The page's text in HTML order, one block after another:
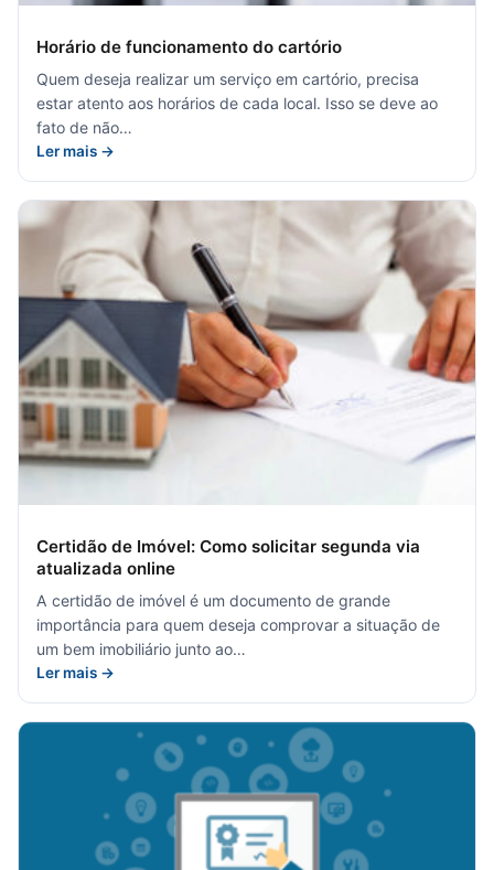
Horário de funcionamento do cartório
Quem deseja realizar um serviço em cartório, precisa
estar atento aos horários de cada local. Isso se deve ao
fato de não…
Ler mais →
Certidão de Imóvel: Como solicitar segunda via
atualizada online
A certidão de imóvel é um documento de grande
importância para quem deseja comprovar a situação de
um bem imobiliário junto ao…
Ler mais →